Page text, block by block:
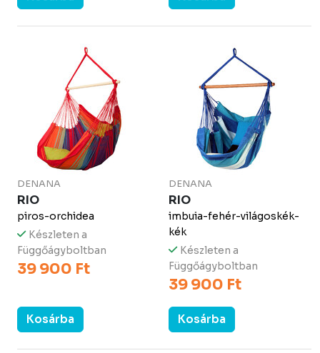
DENANA
RIO
piros-orchidea
Készleten a
Függőágyboltban
39 900 Ft
Kosárba
DENANA
RIO
imbuia-fehér-világoskék-
kék
Készleten a
Függőágyboltban
39 900 Ft
Kosárba